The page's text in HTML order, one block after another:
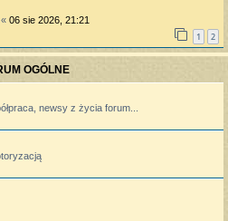
« 06 sie 2026, 21:21
1 2
OGÓLNE
newsy z życia forum...